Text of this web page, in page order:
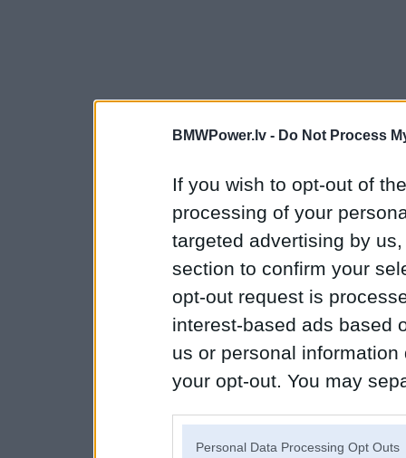
BMWPower.lv - Do Not Process
If you wish to opt-out of
processing of your
targeted advertising by
section to confirm your
opt-out request is
interest-based ads based
us or personal
your opt-out. You may
Personal Data Processing Opt Outs